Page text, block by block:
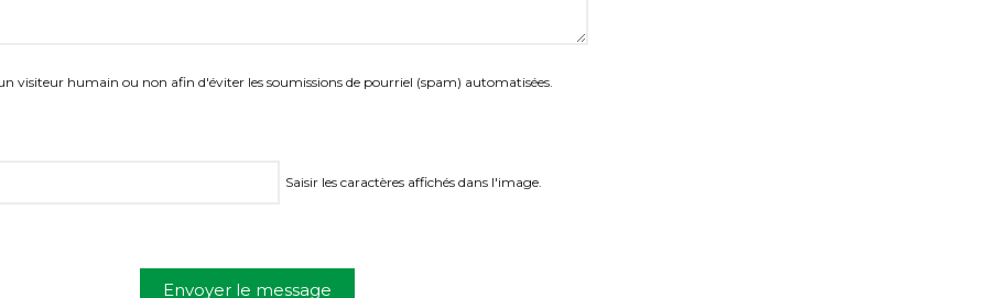
visiteur humain ou non afin d'éviter les soumissions de pourriel (spam) automatisées.
Saisir les caractères affichés dans l'image.
Envoyer le message